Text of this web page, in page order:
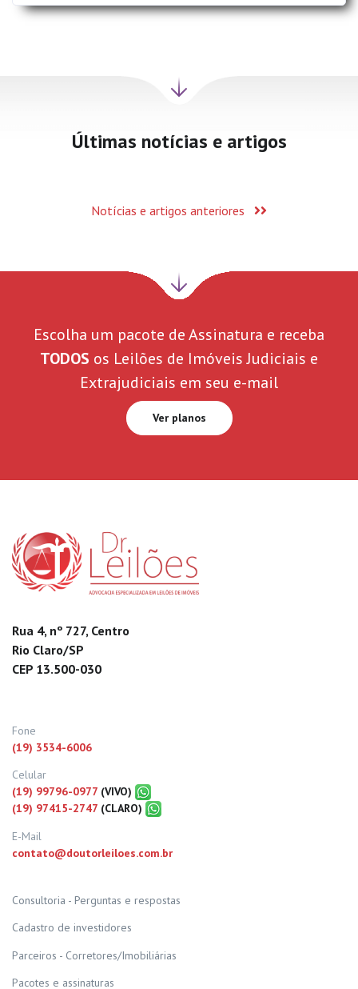
Últimas notícias e artigos
Notícias e artigos anteriores
Próxima
Escolha um pacote de Assinatura e receba
TODOS os Leilões de Imóveis Judiciais e
Extrajudiciais em seu e-mail
Ver planos
Rua 4, nº 727, Centro
Rio Claro/SP
CEP 13.500-030
Fone
(19) 3534-6006
Celular
(19) 99796-0977 (VIVO)
(19) 97415-2747 (CLARO)
E-Mail
contato@doutorleiloes.com.br
Consultoria - Perguntas e respostas
Cadastro de investidores
Parceiros - Corretores/Imobiliárias
Pacotes e assinaturas